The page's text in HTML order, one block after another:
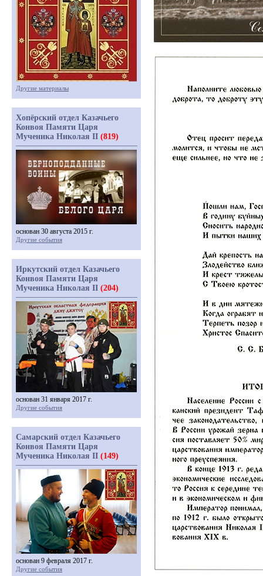
Другие материалы
Хопёрский отдел Казачьего
Конвоя Памяти Царя
Мученика Николая II (819)
основан 30 августа 2015 г.
Другие события
Иркутский отдел Казачьего
Конвоя Памяти Царя
Мученика Николая II (204)
основан 31 января 2017 г.
Другие события
Самарский отдел Казачьего
Конвоя Памяти Царя
Мученика Николая II (149)
основан 9 февраля 2017 г.
Другие события